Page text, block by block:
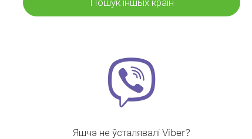
Яшчэ не ўсталявалі Viber?